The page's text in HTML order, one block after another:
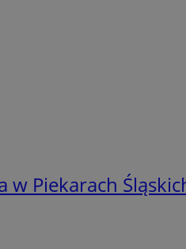
w Piekarach